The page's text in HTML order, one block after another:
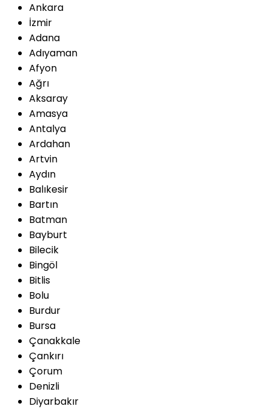
Ankara
İzmir
Adana
Adıyaman
Afyon
Ağrı
Aksaray
Amasya
Antalya
Ardahan
Artvin
Aydın
Balıkesir
Bartın
Batman
Bayburt
Bilecik
Bingöl
Bitlis
Bolu
Burdur
Bursa
Çanakkale
Çankırı
Çorum
Denizli
Diyarbakır